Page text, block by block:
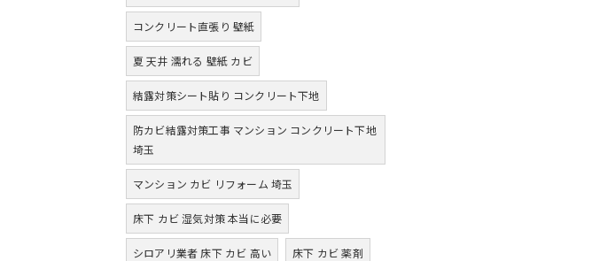
コンクリート直張り 壁紙
夏 天井 濡れる 壁紙 カビ
結露対策シート貼り コンクリート下地
防カビ結露対策工事 マンション コンクリート下地
埼玉
マンション カビ リフォーム 埼玉
床下 カビ 湿気対策 本当に必要
シロアリ業者 床下 カビ 高い 床下 カビ 薬剤